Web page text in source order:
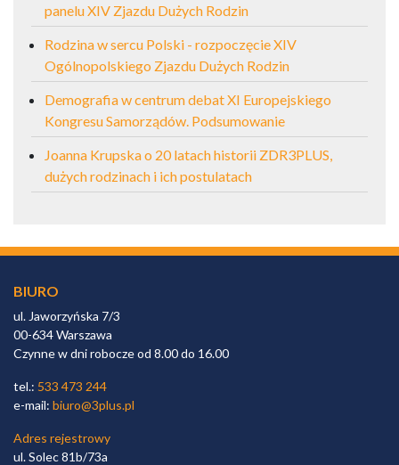
panelu XIV Zjazdu Dużych Rodzin
Rodzina w sercu Polski - rozpoczęcie XIV
Ogólnopolskiego Zjazdu Dużych Rodzin
Demografia w centrum debat XI Europejskiego
Kongresu Samorządów. Podsumowanie
Joanna Krupska o 20 latach historii ZDR3PLUS,
dużych rodzinach i ich postulatach
BIURO
ul. Jaworzyńska 7/3
00-634 Warszawa
Czynne w dni robocze od 8.00 do 16.00
tel.: 533 473 244
e-mail: biuro@3plus.pl
Adres rejestrowy
ul. Solec 81b/73a